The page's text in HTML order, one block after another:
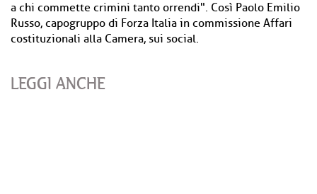
a chi commette crimini tanto orrendi". Così Paolo Emilio
Russo, capogruppo di Forza Italia in commissione Affari
costituzionali alla Camera, sui social.
LEGGI ANCHE